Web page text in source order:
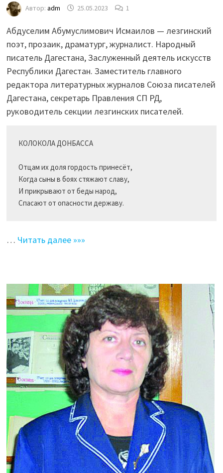
Автор: adm 25.05.2023 1
Абдуселим Абумуслимович Исмаилов — лезгинский
поэт, прозаик, драматург, журналист. Народный
писатель Дагестана, Заслуженный деятель искусств
Республики Дагестан. Заместитель главного
редактора литературных журналов Союза писателей
Дагестана, секретарь Правления СП РД,
руководитель секции лезгинских писателей.
КОЛОКОЛА ДОНБАССА
Отцам их доля гордость принесёт,
Когда сыны в боях стяжают славу,
И прикрывают от беды народ,
Спасают от опасности державу.
… Читать далее »»»